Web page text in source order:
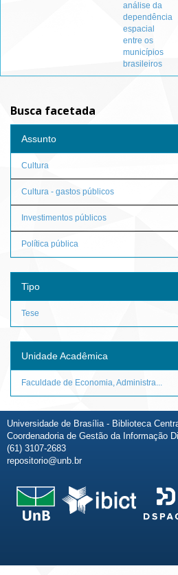
análise da
dependência
espacial
entre os
municípios
brasileiros
Busca facetada
Assunto
Cultura
Cultura - gastos públicos
Investimentos públicos
Política pública
Tipo
Tese
Unidade Acadêmica
Faculdade de Economia, Administra...
Universidade de Brasília - Biblioteca
Coordenadoria de Gestão da Informação
(61) 3107-2683
repositorio@unb.br